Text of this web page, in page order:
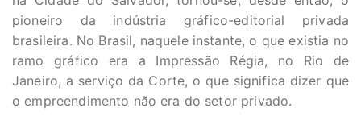
pioneiro da indústria gráfico-editorial privada
brasileira. No Brasil, naquele instante, o que existia no
ramo gráfico era a Impressão Régia, no Rio de
Janeiro, a serviço da Corte, o que significa dizer que
o empreendimento não era do setor privado.